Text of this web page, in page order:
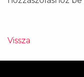
Vissza